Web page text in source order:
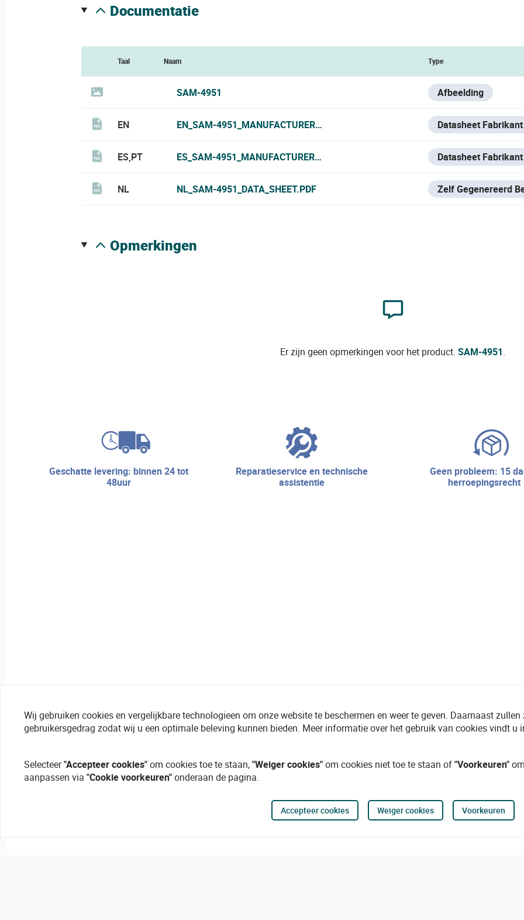
documentatie
Taal Naam Type
SAM-4951 Afbeelding
EN EN_SAM-4951_MANUFACTURER_DATA_SHEET.PDF Datasheet Fabrikant
ES,PT ES_SAM-4951_MANUFACTURER_DATA_SHEET.PDF Datasheet Fabrikant
NL NL_SAM-4951_DATA_SHEET.PDF Zelf Gegenereerd
opmerkingen
Er zijn geen opmerkingen voor het product.SAM-4951.
geschatte levering: binnen 24 tot
48uur
reparatieservice en technische
assistentie
geen probleem: 15 dagen
herroepingsrecht
Wij gebruiken cookies en vergelijkbare technologieen om onze website te beschermen en weer te geven. Daarnaast
gebruikersgedrag zodat wij u een optimale beleving kunnen bieden. Meer informatie over het gebruik van cookies vindt u
Selecteer"Accepteer cookies"om cookies toe te staan,"Weiger cookies"om cookies niet toe te staan of"Voorkeuren"
aanpassen via "Cookie voorkeuren"onderaan de pagina.
Accepteer cookies Weiger cookies Voorkeuren